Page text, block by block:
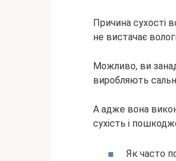
Причина сухості
не вистачає
Можливо, ви
виробляють
А адже вона
сухість і
Як часто